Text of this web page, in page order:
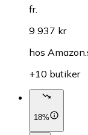
fr.
9 937 kr
hos
+10 butiker
18%